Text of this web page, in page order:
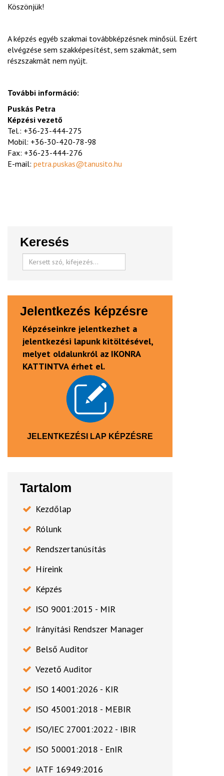
Köszönjük!
A képzés egyéb szakmai továbbképzésnek minősül. Ezért
elvégzése sem szakképesítést, sem szakmát, sem
részszakmát nem nyújt.
További információ:
Puskás Petra
Képzési vezető
Tel.: +36-23-444-275
Mobil: +36-30-420-78-98
Fax: +36-23-444-276
E-mail: petra.puskas@tanusito.hu
Keresés
Jelentkezés képzésre
Képzéseinkre jelentkezhet a
jelentkezési lapunk kitöltésével,
melyet oldalunkról az IKONRA
KATTINTVA érhet el.
JELENTKEZÉSI LAP KÉPZÉSRE
Tartalom
Kezdőlap
Rólunk
Rendszertanúsítás
Híreink
Képzés
ISO 9001:2015 - MIR
Irányítási Rendszer Manager
Belső Auditor
Vezető Auditor
ISO 14001:2026 - KIR
ISO 45001:2018 - MEBIR
ISO/IEC 27001:2022 - IBIR
ISO 50001:2018 - EnIR
IATF 16949:2016